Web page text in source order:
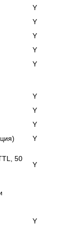
Y
Y
Y
Y
Y
Y
Y
Y
Y
50
Y
Y